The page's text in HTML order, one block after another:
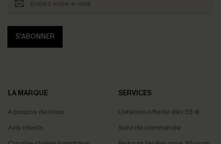
S'ABONNER
LA MARQUE
À propos de nous
Avis clients
SERVICES
Livraison offerte dès 55 €
Suivi de commande